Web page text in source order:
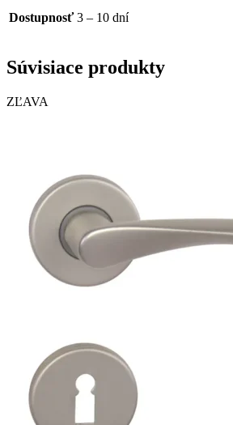
Dostupnosť 3 – 10 dní
Súvisiace produkty
ZĽAVA